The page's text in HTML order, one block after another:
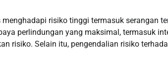
risiko tinggi termasuk serangan
perlindungan yang maksimal, termasuk
risiko. Selain itu, pengendalian risiko